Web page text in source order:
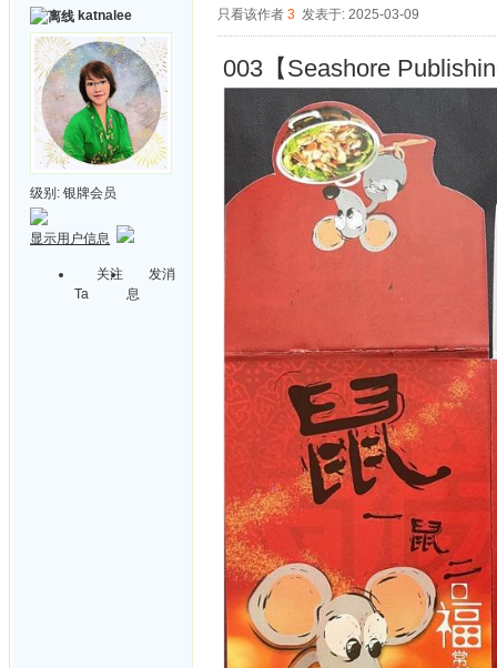
katnalee
级别: 银牌会员
显示用户信息
关注
Ta
发消
息
只看该作者 3 发表于: 2025-03-09
003【Seashore